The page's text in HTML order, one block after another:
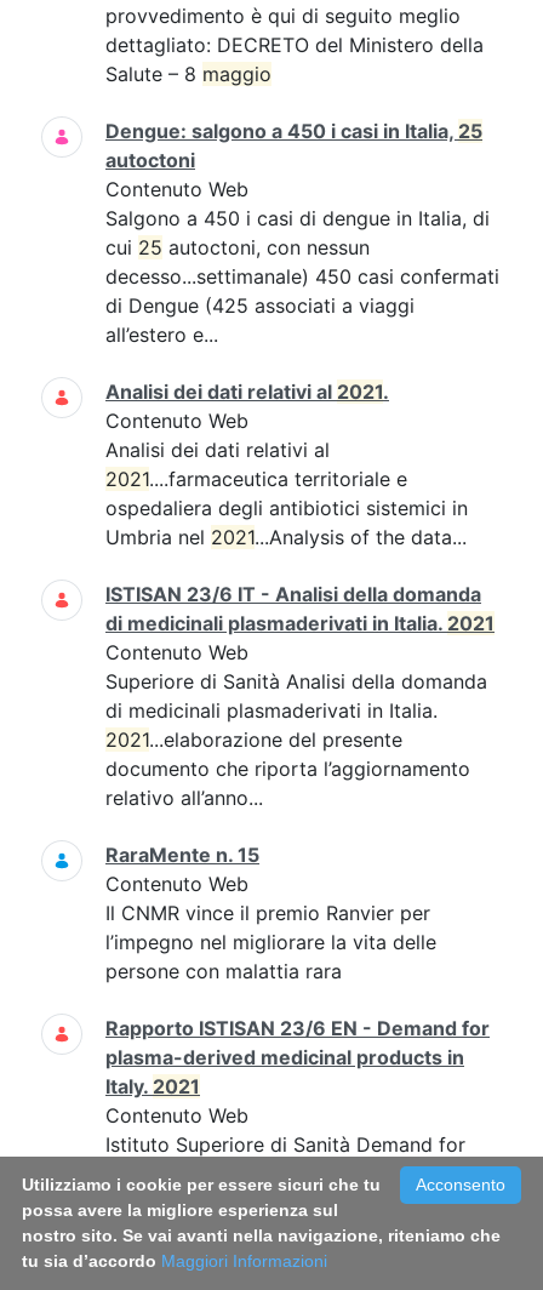
provvedimento è qui di seguito meglio
dettagliato: DECRETO del Ministero della
Salute – 8 maggio
Dengue: salgono a 450 i casi in Italia, 25
autoctoni
Contenuto Web
Salgono a 450 i casi di dengue in Italia, di
cui 25 autoctoni, con nessun
decesso...settimanale) 450 casi confermati
di Dengue (425 associati a viaggi
all’estero e...
Analisi dei dati relativi al 2021.
Contenuto Web
Analisi dei dati relativi al
2021....farmaceutica territoriale e
ospedaliera degli antibiotici sistemici in
Umbria nel 2021...Analysis of the data...
ISTISAN 23/6 IT - Analisi della domanda
di medicinali plasmaderivati in Italia. 2021
Contenuto Web
Superiore di Sanità Analisi della domanda
di medicinali plasmaderivati in Italia.
2021...elaborazione del presente
documento che riporta l’aggiornamento
relativo all’anno...
RaraMente n. 15
Contenuto Web
Il CNMR vince il premio Ranvier per
l’impegno nel migliorare la vita delle
persone con malattia rara
Rapporto ISTISAN 23/6 EN - Demand for
plasma-derived medicinal products in
Italy. 2021
Contenuto Web
Istituto Superiore di Sanità Demand for
plasma-derived medicinal products in Italy.
2021...The content of this document, an
update of the data for the year...
Acconsento
Utilizziamo i cookie per essere sicuri che tu
possa avere la migliore esperienza sul
nostro sito. Se vai avanti nella navigazione, riteniamo che
tu sia d’accordo Maggiori Informazioni